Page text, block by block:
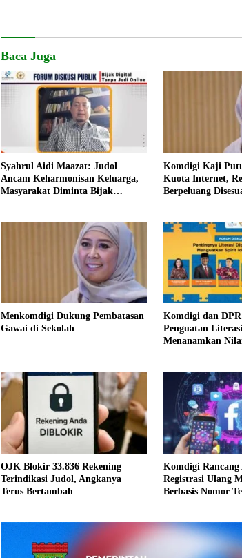
Baca Juga
Syahrul Aidi Maazat: Judol
Ancam Keharmonisan Keluarga,
Masyarakat Diminta Bijak
Komdigi Kaji
Kuota Internet,
Berpeluang
Menkomdigi Dukung Pembatasan
Gawai di Sekolah
Komdigi dan
Penguatan
Menanamkan
OJK Blokir 33.836 Rekening
Terindikasi Judol, Angkanya
Terus Bertambah
Komdigi Rancang
Registrasi Ulang
Berbasis Nomor